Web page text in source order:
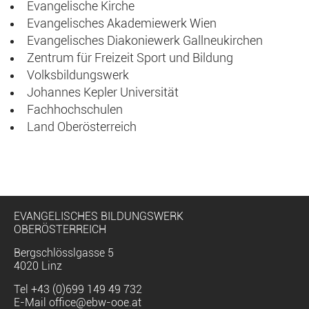
Evangelische Kirche
Evangelisches Akademiewerk Wien
Evangelisches Diakoniewerk Gallneukirchen
Zentrum für Freizeit Sport und Bildung
Volksbildungswerk
Johannes Kepler Universität
Fachhochschulen
Land Oberösterreich
EVANGELISCHES BILDUNGSWERK
OBERÖSTERREICH
Bergschlösslgasse 5
4020 Linz
Tel +43 (0)699 149 49 732
E-Mail office@ebw-ooe.at